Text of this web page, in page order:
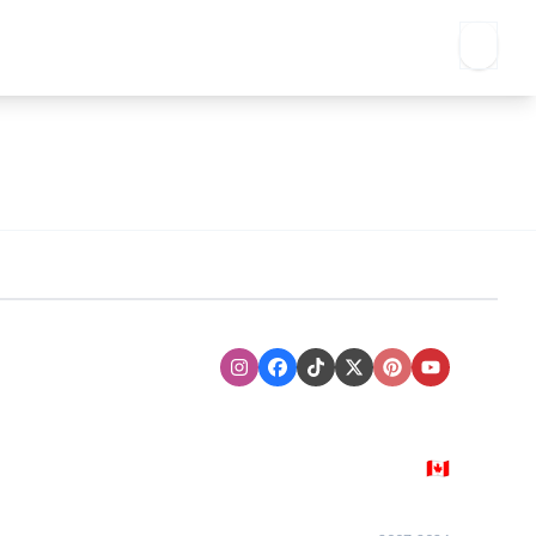
InstagramFacebook
TikTokXTwitter
PinterestYoutube
🇨🇦